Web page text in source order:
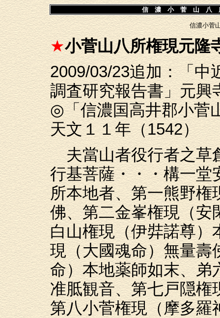
信 濃 小 菅 山 八
信濃小菅
★小菅山八所権現元隆
2009/03/23追加：「中
調査研究報告書」元
◎「信濃国高井郡小菅
天文１１年（1542）
夫當山者役行者之草
行基菩薩・・・構一堂
所本地者、第一熊野権
佛、第二金峯権現（安
白山権現（伊弉諾尊）
現（大國魂命）無量壽
命）本地薬師如末、弟
准胝観音、第七戸隠権
第八小菅権現（摩多羅